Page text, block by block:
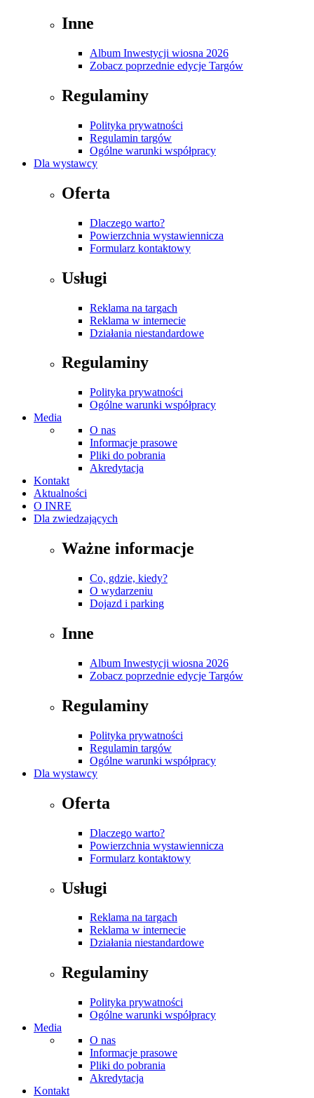
Inne
Album Inwestycji wiosna 2026
Zobacz poprzednie edycje Targów
Regulaminy
Polityka prywatności
Regulamin targów
Ogólne warunki współpracy
Dla wystawcy
Oferta
Dlaczego warto?
Powierzchnia wystawiennicza
Formularz kontaktowy
Usługi
Reklama na targach
Reklama w internecie
Działania niestandardowe
Regulaminy
Polityka prywatności
Ogólne warunki współpracy
Media
O nas
Informacje prasowe
Pliki do pobrania
Akredytacja
Kontakt
Aktualności
O INRE
Dla zwiedzających
Ważne informacje
Co, gdzie, kiedy?
O wydarzeniu
Dojazd i parking
Inne
Album Inwestycji wiosna 2026
Zobacz poprzednie edycje Targów
Regulaminy
Polityka prywatności
Regulamin targów
Ogólne warunki współpracy
Dla wystawcy
Oferta
Dlaczego warto?
Powierzchnia wystawiennicza
Formularz kontaktowy
Usługi
Reklama na targach
Reklama w internecie
Działania niestandardowe
Regulaminy
Polityka prywatności
Ogólne warunki współpracy
Media
O nas
Informacje prasowe
Pliki do pobrania
Akredytacja
Kontakt